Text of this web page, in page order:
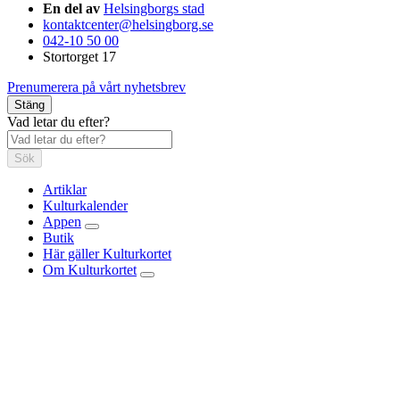
En del av Helsingborgs stad
kontaktcenter@helsingborg.se
042-10 50 00
Stortorget 17
Prenumerera på vårt nyhetsbrev
Stäng
Vad letar du efter?
Sök
Artiklar
Kulturkalender
Appen
Butik
Här gäller Kulturkortet
Om Kulturkortet